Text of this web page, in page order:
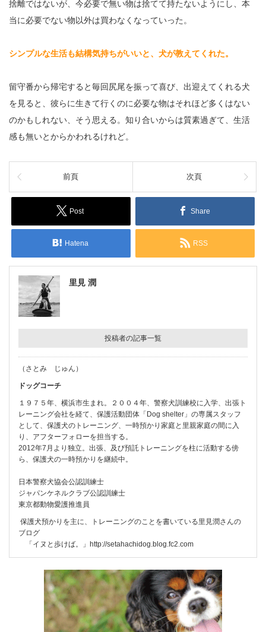
捨離ではないが、今必要で無い物は捨てて持たないようにし、本
当に必要でない物以外は買わなくなっていった。
シンプルな生活も結構気持ちがいいと、犬が教えてくれた。
留守番から帰宅すると毎回尻尾を振って喜び、出迎えてくれる犬
を見ると、彼らに生きて行くのに必要な物はそれほど多くはない
のかもしれない、そう思える。知り合いからは質素過ぎて、生活
感も無いとからかわれるけれど。
前頁 次頁
Post Share
Hatena RSS
里見 潤
投稿者の記事一覧
（さとみ じゅん）
ドッグコーチ
１９７５年、横浜市生まれ。２００４年、警察犬訓練校に入学、出張ト
レーニング会社を経て、保護活動団体「Dog shelter」の専属スタッフ
として、保護犬のトレーニング、一時預かり家庭と里親家庭の間に入
り、アフターフォローを担当する。
2012年7月より独立。出張、及び預託トレーニングを柱に活動する傍
ら、保護犬の一時預かりを継続中。
日本警察犬協会公認訓練士
ジャパンケネルクラブ公認訓練士
東京都動物愛護推進員
保護犬預かりを主に、トレーニングのことを書いている里見潤さんの
ブログ
「イヌと歩けば。」 http://setahachidog.blog.fc2.com